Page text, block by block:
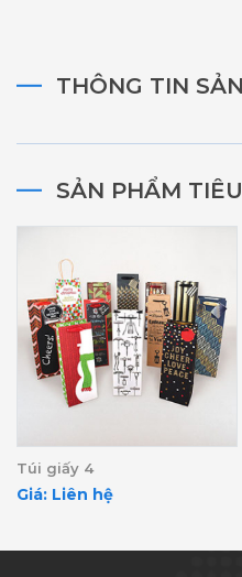
THÔNG TIN
SẢN PHẨM
Túi giấy 4
Giá: Liên hệ